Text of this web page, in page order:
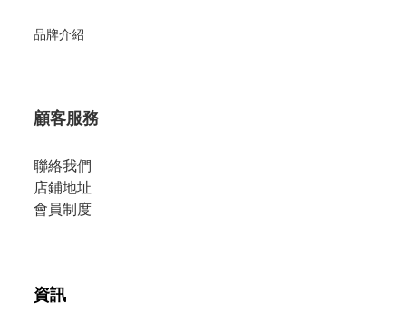
品牌介紹
顧客服務
聯絡我們
店鋪地址
會員制度
資訊